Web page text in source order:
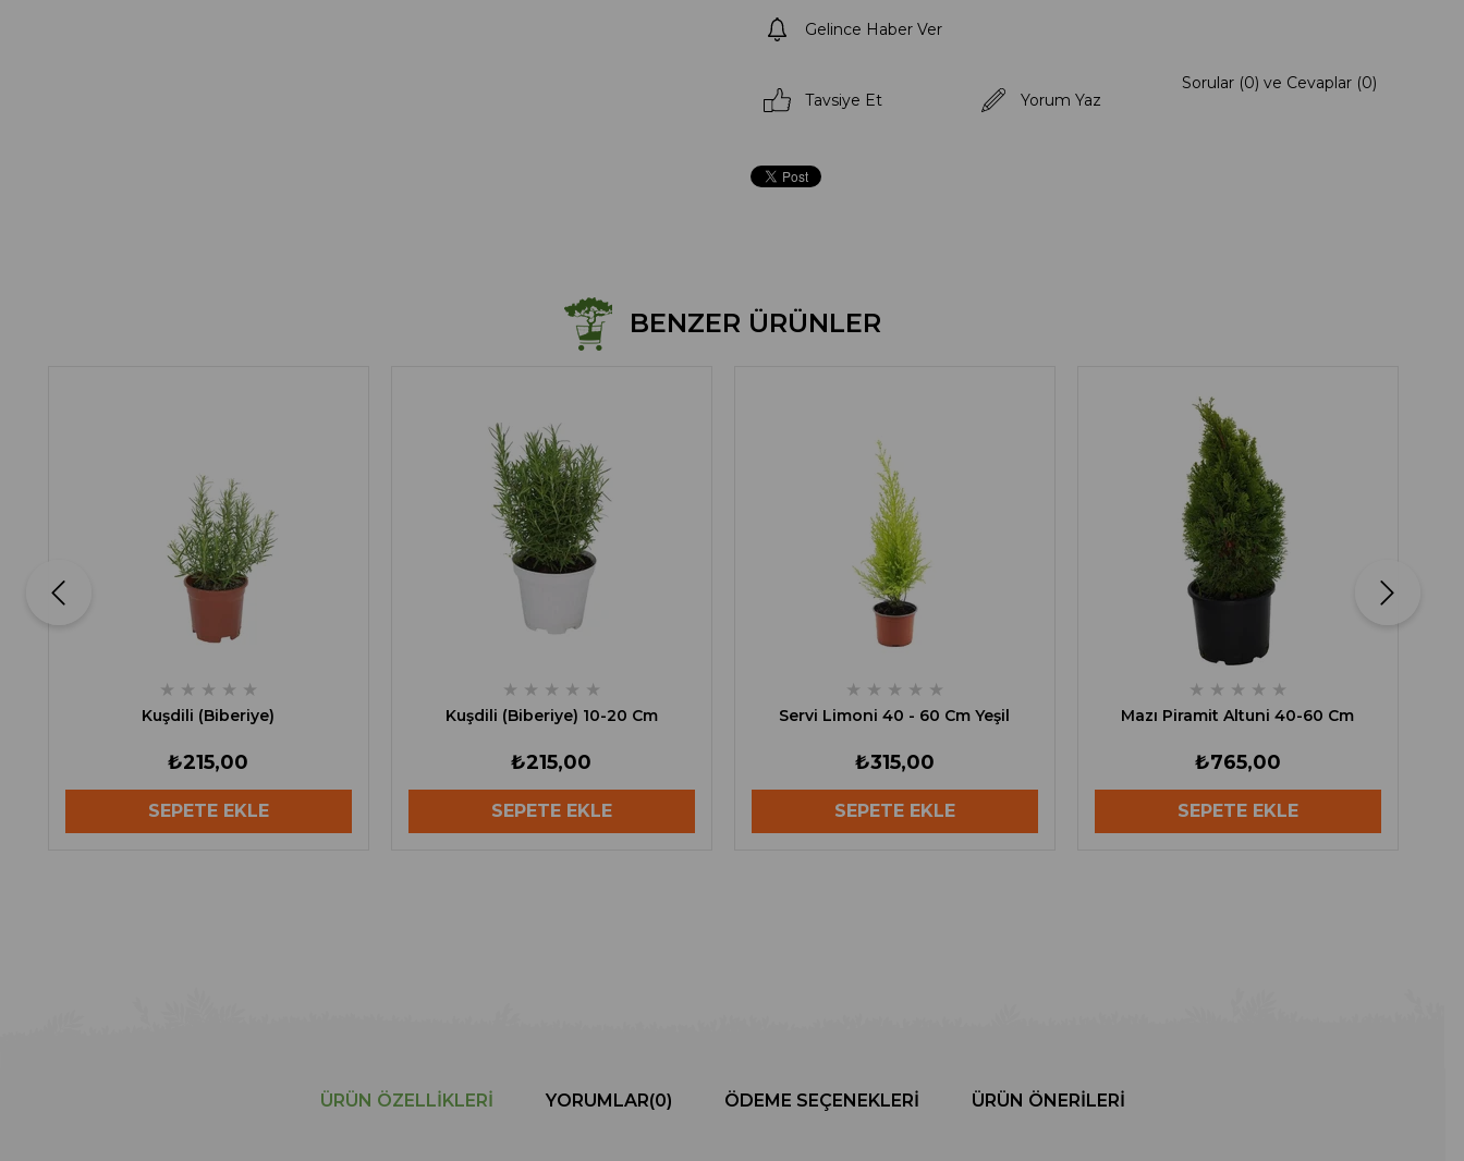
Gelince Haber Ver
Tavsiye Et Yorum Yaz
Sorular (0) ve Cevaplar (0)
BENZER ÜRÜNLER
★ ★ ★ ★ ★
Kuşdili (Biberiye)
₺215,00
SEPETE EKLE
★ ★ ★ ★ ★
Kuşdili (Biberiye) 10-20 Cm
₺215,00
SEPETE EKLE
★ ★ ★ ★ ★
Servi Limoni 40 - 60 Cm Yeşil
₺315,00
SEPETE EKLE
★ ★ ★ ★ ★
Mazı Piramit Altuni 40-60 Cm
₺765,00
SEPETE EKLE
ÜRÜN ÖZELLIKLERI YORUMLAR(0) ÖDEME SEÇENEKLERI ÜRÜN ÖNERILERI